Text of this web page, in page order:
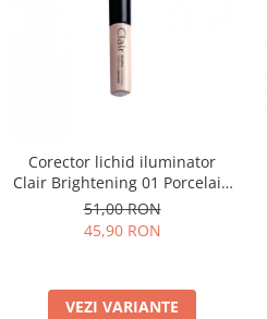
Corector lichid iluminator
Clair Brightening 01 Porcelain
- 6ml
51,00 RON
45,90 RON
VEZI VARIANTE